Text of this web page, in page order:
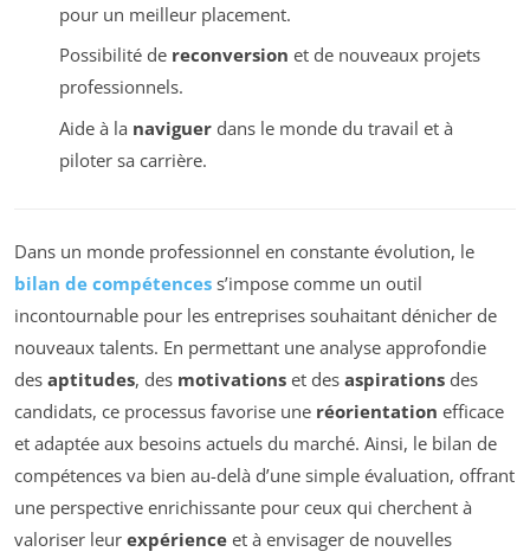
pour un meilleur placement.
Possibilité de reconversion et de nouveaux projets
professionnels.
Aide à la naviguerdans le monde du travail et à
piloter sa carrière.
Dans un monde professionnel en constante évolution, le
bilan de compétences s’impose comme un outil
incontournable pour les entreprises souhaitant dénicher de
nouveaux talents. En permettant une analyse approfondie
des aptitudes, des motivations et des aspirations des
candidats, ce processus favorise une réorientation efficace
et adaptée aux besoins actuels du marché. Ainsi, le bilan de
compétences va bien au-delà d’une simple évaluation, offrant
une perspective enrichissante pour ceux qui cherchent à
valoriser leur expérience et à envisager de nouvelles